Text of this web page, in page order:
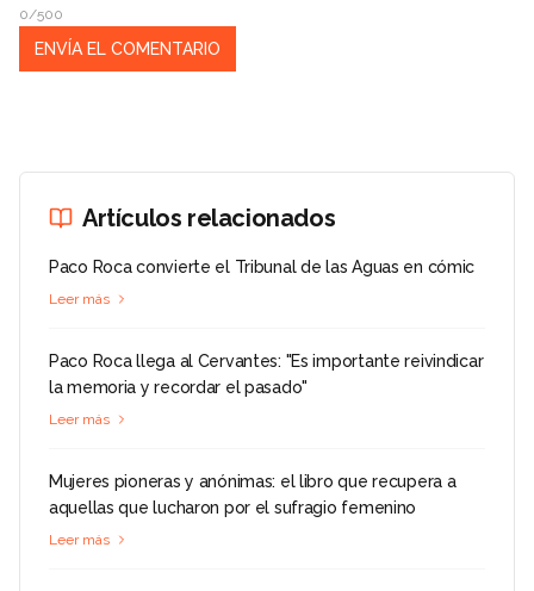
0/500
Artículos relacionados
Paco Roca convierte el Tribunal de las Aguas en cómic
Leer más
Paco Roca llega al Cervantes: "Es importante reivindicar
la memoria y recordar el pasado"
Leer más
Mujeres pioneras y anónimas: el libro que recupera a
aquellas que lucharon por el sufragio femenino
Leer más